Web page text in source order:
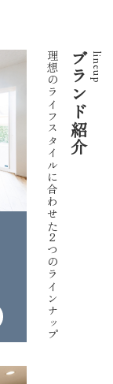
lineup
ブランド紹介
理想のライフスタイルに合わせた
2つのラインナップ